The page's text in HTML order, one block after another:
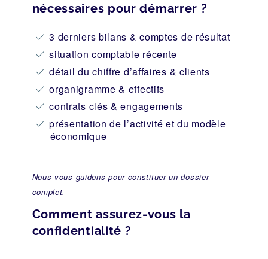
nécessaires pour démarrer ?
3 derniers bilans & comptes de résultat
situation comptable récente
détail du chiffre d’affaires & clients
organigramme & effectifs
contrats clés & engagements
présentation de l’activité et du modèle
économique
Nous vous guidons pour constituer un dossier
complet.
Comment assurez-vous la
confidentialité ?